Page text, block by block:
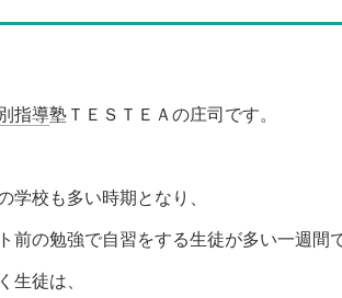
指導塾ＴＥＳＴＥＡの庄司です。
学校も多い時期となり、
前の勉強で自習をする生徒が多い一週間
生徒は、